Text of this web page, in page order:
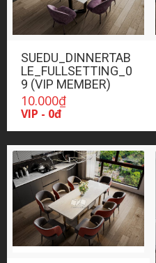
SUEDU_DINNERTAB
LE_FULLSETTING_0
9 (VIP MEMBER)
10.000₫
VIP - 0đ